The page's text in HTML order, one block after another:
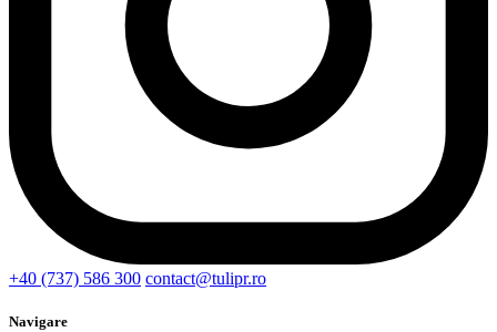
+40 (737) 586 300 contact@tulipr.ro
Navigare